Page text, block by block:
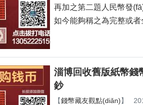
再加之第二題人民幣發
如今能夠稱之為完整或者
淄博回收舊版紙幣錢
鈔
【錢幣藏友觀點(diǎn)】